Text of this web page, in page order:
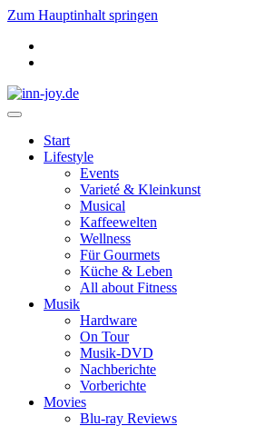
Zum Hauptinhalt springen
Start
Lifestyle
Events
Varieté & Kleinkunst
Musical
Kaffeewelten
Wellness
Für Gourmets
Küche & Leben
All about Fitness
Musik
Hardware
On Tour
Musik-DVD
Nachberichte
Vorberichte
Movies
Blu-ray Reviews